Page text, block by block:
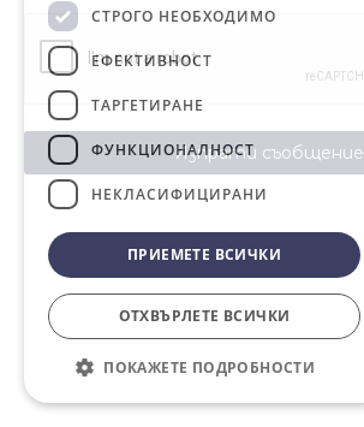
Изпрати съобщение
СТРОГО НЕОБХОДИМО
ЕФЕКТИВНОСТ
ТАРГЕТИРАНЕ
ФУНКЦИОНАЛНОСТ
НЕКЛАСИФИЦИРАНИ
ПРИЕМЕТЕ ВСИЧКИ
ОТХВЪРЛЕТЕ ВСИЧКИ
ПОКАЖЕТЕ ПОДРОБНОСТИ